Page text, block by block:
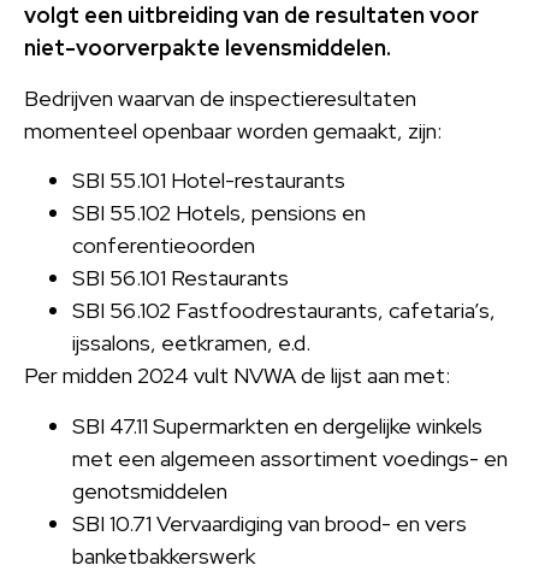
volgt een uitbreiding van de resultaten voor
niet-voorverpakte levensmiddelen.
Bedrijven waarvan de inspectieresultaten
momenteel openbaar worden gemaakt, zijn:
SBI 55.101 Hotel-restaurants
SBI 55.102 Hotels, pensions en
conferentieoorden
SBI 56.101 Restaurants
SBI 56.102 Fastfoodrestaurants, cafetaria’s,
ijssalons, eetkramen, e.d.
Per midden 2024 vult NVWA de lijst aan met:
SBI 47.11 Supermarkten en dergelijke winkels
met een algemeen assortiment voedings- en
genotsmiddelen
SBI 10.71 Vervaardiging van brood- en vers
banketbakkerswerk